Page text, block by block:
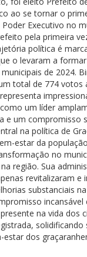
ao se tornar o
Executivo no
pela primeira
política é
o levaram a
de 2024.
total de 774 votos
um líder
e um compromisso
na política de
estar da
no
região. Sua
revitalizaram e
substanciais na
incansável
na vida dos
solidificando
dos